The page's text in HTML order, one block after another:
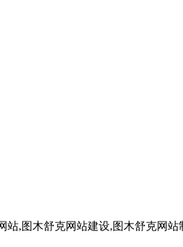
,图木舒克网站建设,图木舒克网